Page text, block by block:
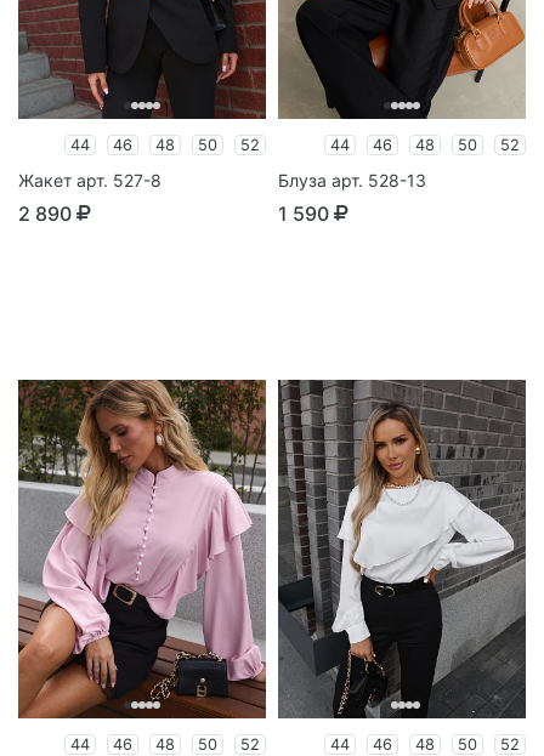
44 46 48 50 52
Жакет арт. 527-8
2 890
44 46 48 50 52
Блуза арт. 528-13
1 590
44 46 48 50 52 44 46 48 50 52